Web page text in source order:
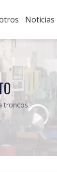
Noticias
troncos